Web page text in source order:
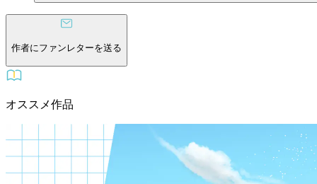
作者にファンレターを送る
オススメ作品